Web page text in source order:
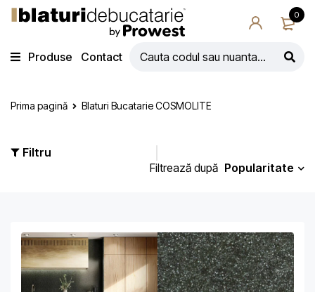
0
Produse Contact
Prima pagină Blaturi Bucatarie COSMOLITE
Filtru
Filtrează după Popularitate